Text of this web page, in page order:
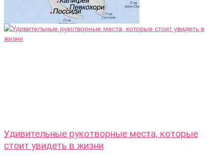
Удивительные рукотворные места, которые
стоит увидеть в жизни